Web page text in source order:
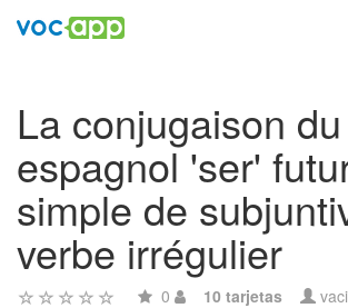
La conjugaison
espagnol 'ser'
simple de
verbe irrégulier
0 10 tarjetas